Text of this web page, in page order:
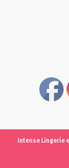
Intense Lingerie